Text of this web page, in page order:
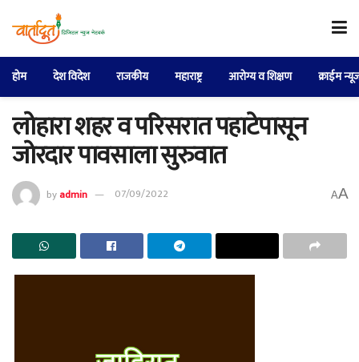
होम देश विदेश राजकीय महाराष्ट्र आरोग्य व शिक्षण क्राईम
लोहारा शहर व परिसरात पहाटेपासून
जोरदार पावसाला सुरुवात
byadmin 07/09/2022 AA